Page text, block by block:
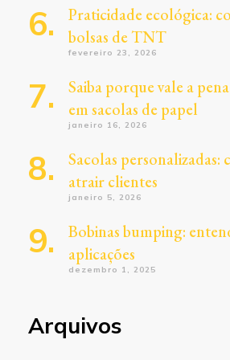
Praticidade ecológica:
bolsas de TNT
fevereiro 23, 2026
Saiba porque vale a
em sacolas de papel
janeiro 16, 2026
Sacolas personalizadas:
atrair clientes
janeiro 5, 2026
Bobinas bumping:
aplicações
dezembro 1, 2025
Arquivos